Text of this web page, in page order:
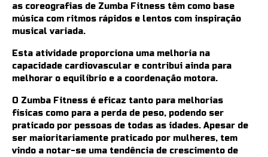
as coreografias de Zumba Fitness têm como base
música com ritmos rápidos e lentos com inspiração
musical variada.
Esta atividade proporciona uma melhoria na
capacidade cardiovascular e contribui ainda para
melhorar o equilíbrio e a coordenação motora.
O Zumba Fitness é eficaz tanto para melhorias
físicas como para a perda de peso, podendo ser
praticado por pessoas de todas as idades. Apesar de
ser maioritariamente praticado por mulheres, tem
vindo a notar-se uma tendência de crescimento de